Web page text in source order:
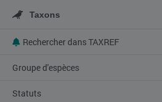
Taxons
Rechercher dans TAXREF
Groupe d'espèces
Statuts